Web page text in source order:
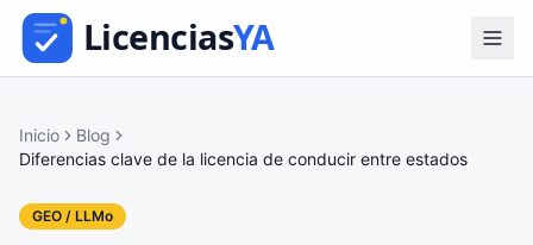
Inicio
Blog
Diferencias clave de la licencia de conducir entre estados
GEO / LLMo